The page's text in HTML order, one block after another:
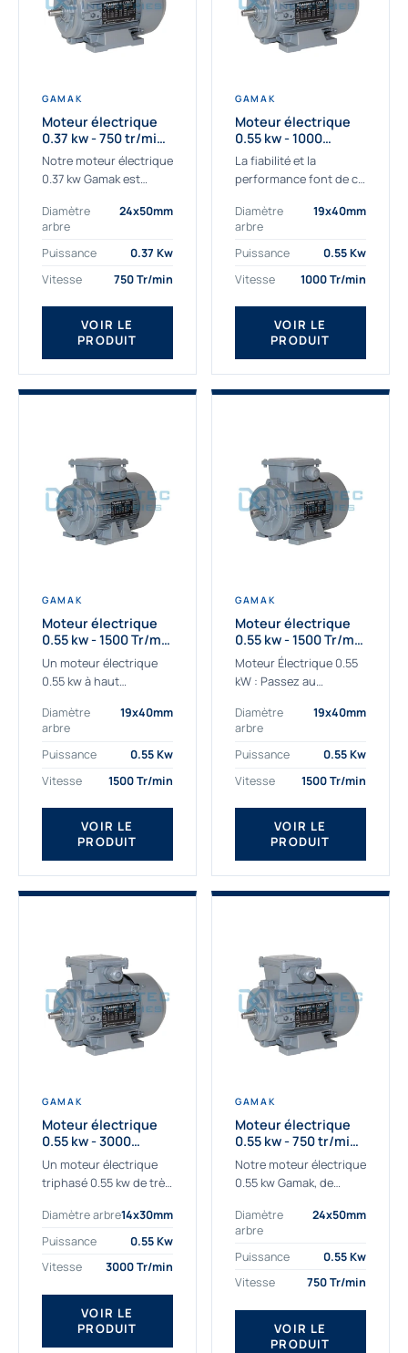
GAMAK
Moteur électrique
0.37 kw - 750 tr/min -
230/400V - IE3
Notre moteur électrique
0.37 kw Gamak est
aux applications
sévères. Nous
déterminons,
fournissons
des moteurs
asynchrones depuis de
nombreuses années....
Diamètre
arbre
24x50mm
Puissance
0.37 Kw
Vitesse
750 Tr/min
VOIR LE
PRODUIT
GAMAK
Moteur électrique
0.55 kw - 1000
Tr/min - 230/400V -
IE2
La fiabilité et la
performance font de ce
0.55kw un
indispensable de votre
production. Ce moteur
être alimenté...
Diamètre
arbre
19x40mm
Puissance
0.55 Kw
Vitesse
1000 Tr/min
VOIR LE
PRODUIT
GAMAK
Moteur électrique
0.55 kw - 1500 Tr/min
- 230/400V - IE2
Un moteur électrique
0.55 kw à haut
applications les plus
exigeantes.
Notre moteur électrique
0.55 kw de référence
AGM2EL 80 M 4a...
Diamètre
arbre
19x40mm
Puissance
0.55 Kw
Vitesse
1500 Tr/min
VOIR LE
PRODUIT
GAMAK
Moteur électrique
0.55 kw - 1500 Tr/min
- 230/400V -
Rendement IE4
Moteur Électrique 0.55
kW : Passez au
Découvrez notre
moteur électrique 0.55
kW de nouvelle
génération, conçu pour
les...
Diamètre
arbre
19x40mm
Puissance
0.55 Kw
Vitesse
1500 Tr/min
VOIR LE
PRODUIT
GAMAK
Moteur électrique
0.55 kw - 3000
Tr/min - 230/400V -
IE2
Un moteur électrique
triphasé 0.55 kw de très
vos applications les
plus exigeantes.
triphasé 0.55
kw Gamak...
Diamètre arbre14x30mm
Puissance
0.55 Kw
Vitesse
3000 Tr/min
VOIR LE
PRODUIT
GAMAK
Moteur électrique
0.55 kw - 750 tr/min -
230/400V - IE2
Notre moteur électrique
0.55 kw Gamak, de
adapté à toutes les
applications. Nous
déterminons,
fournissons
des moteurs
asynchrones depuis
Diamètre
arbre
24x50mm
Puissance
0.55 Kw
Vitesse
750 Tr/min
VOIR LE
PRODUIT